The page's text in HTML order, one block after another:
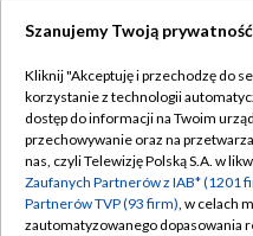
Abonament TVP
Emisja w TVP
Centrum informacji TVP
Szanujemy Twoją prywatność
Kliknij "Akceptuję i przechodzę do
korzystanie z technologii
dostęp do informacji na Twoim
przechowywanie oraz na
nas, czyli Telewizję Polską S.A. w
Zaufanych Partnerów z IAB* (1201
Partnerów TVP (93 firm), w celach
zautomatyzowanego dopasowania